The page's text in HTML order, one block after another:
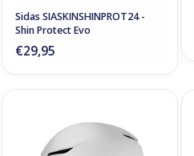
Sidas SIASKINSHINPROT24 -
Shin Protect Evo
€29,95